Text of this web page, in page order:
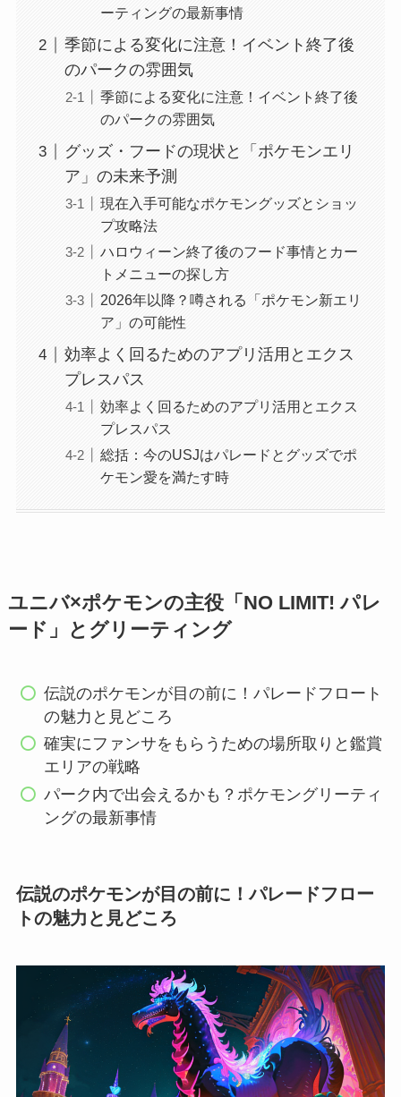
ーティングの最新事情
季節による変化に注意！イベント終了後
のパークの雰囲気
季節による変化に注意！イベント終了後
のパークの雰囲気
グッズ・フードの現状と「ポケモンエリ
ア」の未来予測
現在入手可能なポケモングッズとショッ
プ攻略法
ハロウィーン終了後のフード事情とカー
トメニューの探し方
2026年以降？噂される「ポケモン新エリ
ア」の可能性
効率よく回るためのアプリ活用とエクス
プレスパス
効率よく回るためのアプリ活用とエクス
プレスパス
総括：今のUSJはパレードとグッズでポ
ケモン愛を満たす時
ユニバ×ポケモンの主役「NO LIMIT! パレ
ード」とグリーティング
伝説のポケモンが目の前に！パレードフロート
の魅力と見どころ
確実にファンサをもらうための場所取りと鑑賞
エリアの戦略
パーク内で出会えるかも？ポケモングリーティ
ングの最新事情
伝説のポケモンが目の前に！パレードフロー
トの魅力と見どころ